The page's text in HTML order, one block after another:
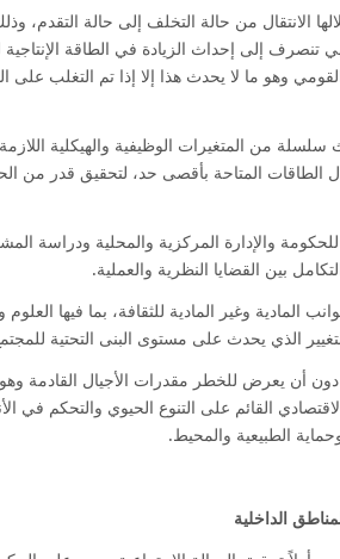
الانتقال من حالة التخلف إلى حالة التقدم،
تنصرف إلى إحداث الزيادة في الطاقة الإنتاجية
وهو ما لا يحدث هذا إلا إذا تم التغلب على
من المتغيرات الوظيفية والهيكلية
الطاقات المتاحة بأقصى حد، لتحقيق قدر من
والإدارة المركزية والمحلية ودراسة
بين القضايا النظرية والعملية.
المادية وغير المادية للثقافة، بما فيها العلوم
الذي يحدث على مستوى البنى التحتية
دون أن يعرض للخطر مقدرات الأجيال القادمة
القائم على التنوع الحيوي والتحكم في
الطبيعية والمحيط.